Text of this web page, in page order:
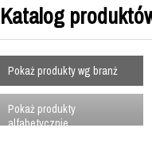
Katalog
Pokaż produkty wg branż
Pokaż produkty
alfabetycznie